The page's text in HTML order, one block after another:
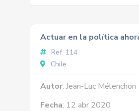
Actuar en la política
Ref. 114
Chile
Autor: Jean-Luc Mélenchon
Fecha: 12 abr 2020